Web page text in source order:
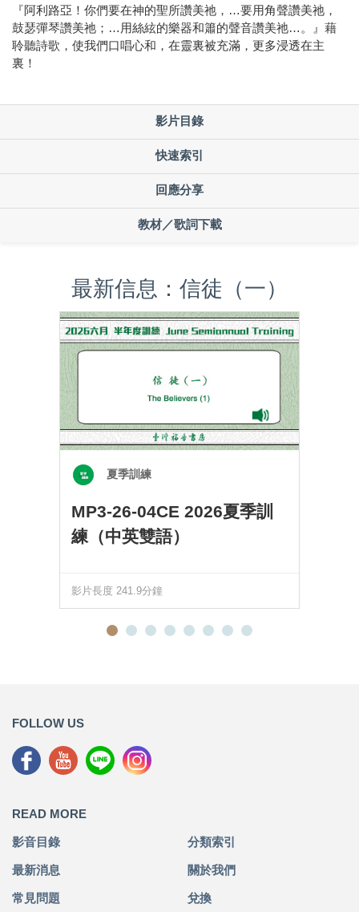
『阿利路亞！你們要在神的聖所讚美祂，…要用角聲讚美祂，
鼓瑟彈琴讚美祂；…用絲絃的樂器和簫的聲音讚美祂…。』藉
聆聽詩歌，使我們口唱心和，在靈裏被充滿，更多浸透在主
裏！
影片目錄
快速索引
回應分享
教材／歌詞下載
最新信息：信徒（一）
夏季訓練
MP3-26-04CE 2026夏季訓
練（中英雙語）
影片長度 241.9分鐘
FOLLOW US
READ MORE
影音目錄 分類索引
最新消息 關於我們
常見問題 兌換